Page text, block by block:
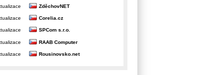
ZděchovNET
Corelia.cz
SPCom s.r.o.
RAAB Computer
Rousinovsko.net